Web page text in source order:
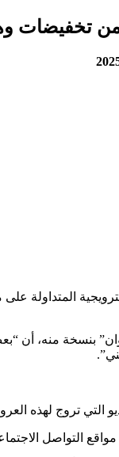
من تخفيضات
بنسخة منه، أن
التي تروج لهذه
التواصل